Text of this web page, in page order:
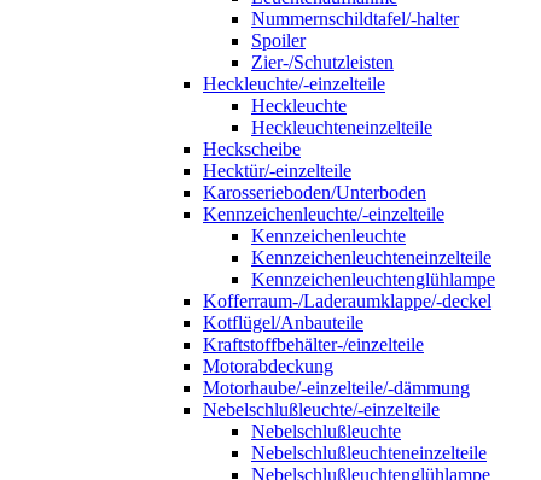
Nummernschildtafel/-halter
Spoiler
Zier-/Schutzleisten
Heckleuchte/-einzelteile
Heckleuchte
Heckleuchteneinzelteile
Heckscheibe
Hecktür/-einzelteile
Karosserieboden/Unterboden
Kennzeichenleuchte/-einzelteile
Kennzeichenleuchte
Kennzeichenleuchteneinzelteile
Kennzeichenleuchtenglühlampe
Kofferraum-/Laderaumklappe/-deckel
Kotflügel/Anbauteile
Kraftstoffbehälter-/einzelteile
Motorabdeckung
Motorhaube/-einzelteile/-dämmung
Nebelschlußleuchte/-einzelteile
Nebelschlußleuchte
Nebelschlußleuchteneinzelteile
Nebelschlußleuchtenglühlampe